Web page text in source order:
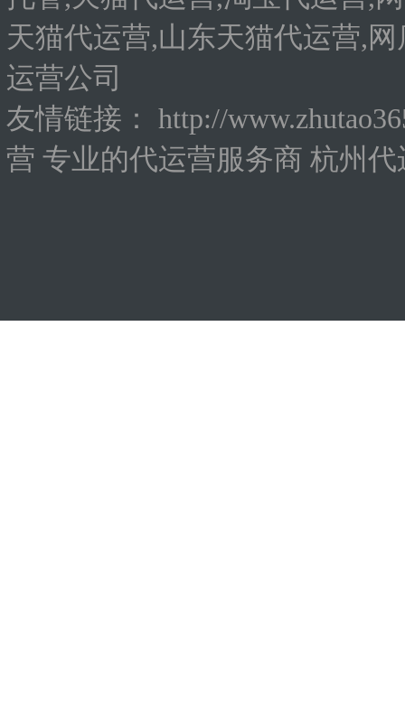
天猫代运营,山东天猫代运营,
运营公司
友情链接：
http://
营 专业的代运营服务商 杭州代